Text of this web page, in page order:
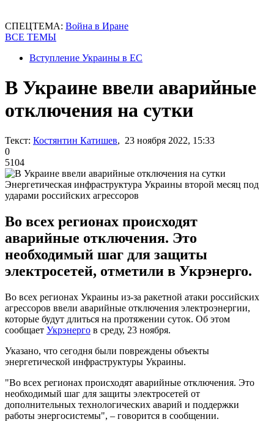
СПЕЦТЕМА: Война в Иране
ВСЕ ТЕМЫ
Вступление Украины в ЕС
В Украине ввели аварийные
отключения на сутки
Текст: Костянтин Катишев, 23 ноября 2022, 15:33
0
5104
Энергетическая инфраструктура Украины второй месяц под
ударами российских агрессоров
Во всех регионах происходят
аварийные отключения. Это
необходимый шаг для защиты
электросетей, отметили в Укрэнерго.
Во всех регионах Украины из-за ракетной атаки российских
агрессоров ввели аварийные отключения электроэнергии,
которые будут длиться на протяжении суток. Об этом
сообщает Укрэнерго в среду, 23 ноября.
Указано, что сегодня были повреждены объекты
энергетической инфраструктуры Украины.
"Во всех регионах происходят аварийные отключения. Это
необходимый шаг для защиты электросетей от
дополнительных технологических аварий и поддержки
работы энергосистемы", – говорится в сообщении.